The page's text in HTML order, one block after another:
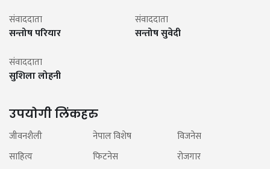
संवाददाता
सन्तोष परियार
संवाददाता
सन्तोष सुवेदी
संवाददाता
सुशिला लोहनी
उपयोगी लिंकहरु
जीवनशैली नेपाल विशेष
विजनेस
साहित्य
फिटनेस
रोजगार